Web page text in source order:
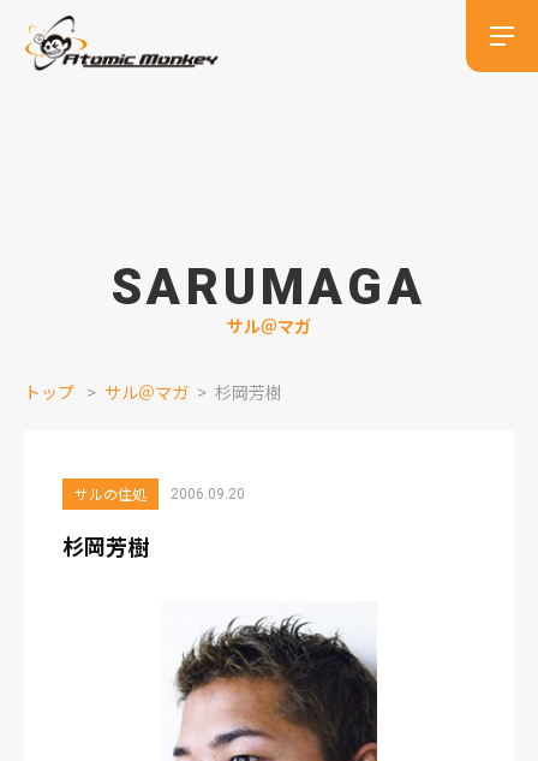
SARUMAGA
サル＠マガ
トップ サル＠マガ 杉岡芳樹
サルの住処 2006.09.20
杉岡芳樹